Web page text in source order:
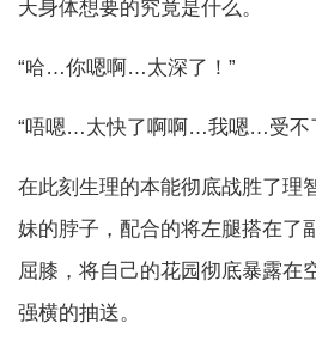
天身体想要的究竟是什么。
“哈…你嗯啊…太深了！”
“唔嗯…太快了啊啊…我嗯…受不
在此刻生理的本能彻底战胜了理
妹的脖子，配合的将左腿搭在了
屈膝，将自己的花园彻底暴露在
强横的抽送。